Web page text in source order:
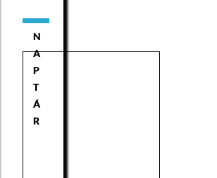
N
A
P
T
Á
R